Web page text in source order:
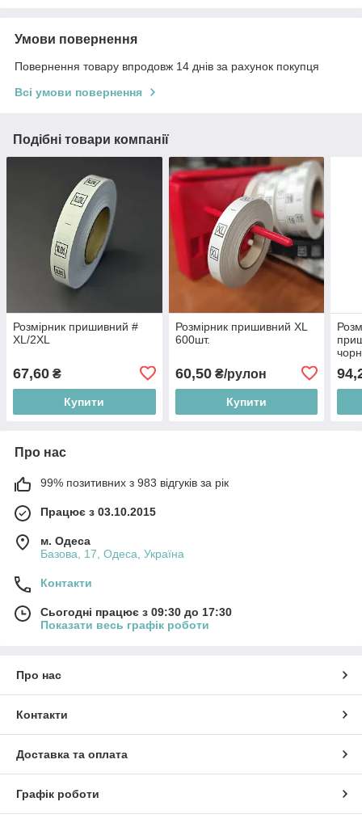
Умови повернення
Повернення товару впродовж 14 днів за рахунок покупця
Всі умови повернення
Подібні товари компанії
Розмірник пришивний #
XL/2XL
67,60 ₴
Купити
Розмірник пришивний XL
600шт.
60,50₴/рулон
Купити
Про нас
99% позитивних з 983 відгуків за рік
Працює з 03.10.2015
м. Одеса
Базова, 17, Одеса, Україна
Контакти
Сьогодні працює з 09:30 до 17:30
Показати весь графік роботи
Про нас
Контакти
Доставка та оплата
Графік роботи